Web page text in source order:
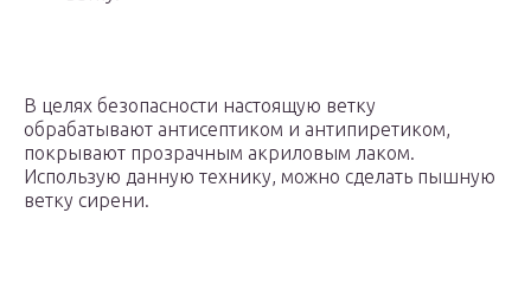
В целях безопасности настоящую ветку
обрабатывают антисептиком и антипиретиком,
покрывают прозрачным акриловым лаком.
Использую данную технику, можно сделать пышную
ветку сирени.